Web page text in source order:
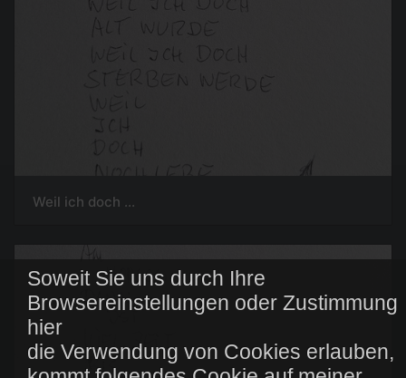
Soweit Sie uns durch Ihre
Browsereinstellungen oder Zustimmung
hier
die Verwendung von Cookies erlauben,
Weil ich doch ...